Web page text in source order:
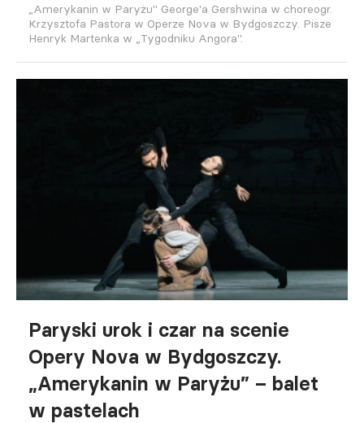
„Amerykanin w Paryżu" George'a Gershwina w choreogr.
Krzysztofa Pastora w Operze Nova w Bydgoszczy. Pisze
Henryk Martenka w „Tygodniku Angora".
Paryski urok i czar na scenie
Opery Nova w Bydgoszczy.
„Amerykanin w Paryżu” – balet
w pastelach